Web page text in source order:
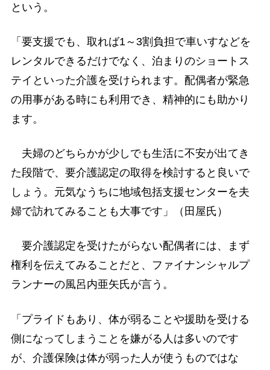
という。
「要支援でも、取れば1～3割負担で車いすなどを
レンタルできるだけでなく、泊まりのショートス
テイといった介護を受けられます。配偶者が緊急
の用事がある時にも利用でき、精神的にも助かり
ます。
夫婦のどちらかが少しでも生活に不安が出てき
た段階で、要介護認定の取得を検討すると良いで
しょう。元気なうちに地域包括支援センターを夫
婦で訪れてみることも大事です」（田屋氏）
要介護認定を受けたがらない配偶者には、まず
権利を伝えてみることだと、ファイナンシャルプ
ランナーの風呂内亜矢氏が言う。
「プライドもあり、体が弱ることや援助を受ける
側になってしまうことを嫌がる人は多いのです
が、介護保険は体が弱った人が使うものではな